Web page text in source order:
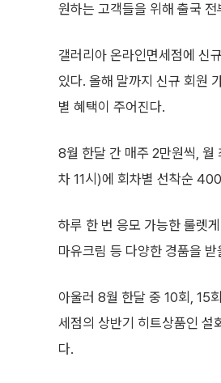
원하는 고객들을 위해 출국
갤러리아 온라인면세점에 신
있다. 올해 말까지 신규 회원
별 혜택이 주어진다.
8월 한달 간 매주 2만원씩, 월
차 11시)에 회차별 선착순
하루 한 번 응모 가능한 룰렛
마유크림 등 다양한 경품을
아울러 8월 한달 중 10회, 15
세점의 상반기 히트상품인 설
다.